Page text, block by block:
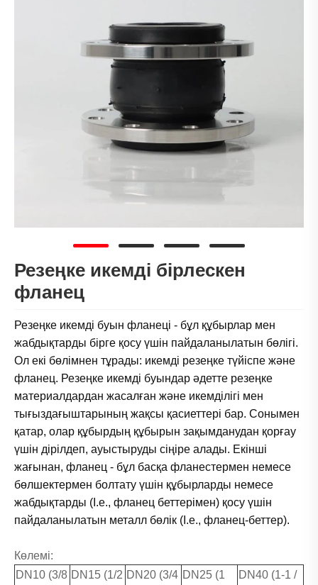
Резеңке икемді бірлескен
фланец
Резеңке икемді буын фланеці - бұл құбырлар мен
жабдықтарды бірге қосу үшін пайдаланылатын бөлігі.
Ол екі бөлімнен тұрады: икемді резеңке түйіспе және
фланец. Резеңке икемді буындар әдетте резеңке
материалдардан жасалған және икемділігі мен
тығыздағыштарының жақсы қасиеттері бар. Сонымен
қатар, олар құбырдың құбырын зақымданудан қорғау
үшін дірілдеп, ауыстыруды сіңіре алады. Екінші
жағынан, фланец - бұл басқа фланестермен немесе
бөлшектермен болтату үшін құбырларды немесе
жабдықтарды (I.e., фланец беттерімен) қосу үшін
пайдаланылатын металл бөлік (I.e., фланец-беттер).
Көлемі:
DN10 (3/8 DN15 (1/2 DN20 (3/4 DN25 (1
DN40 (1-1 /